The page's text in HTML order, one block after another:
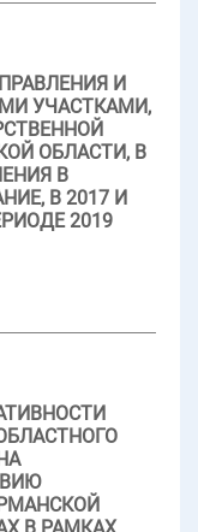
И
УЧАСТКАМИ,
ОБЛАСТИ, В
В
В 2017 И
2019
В РАМКАХ